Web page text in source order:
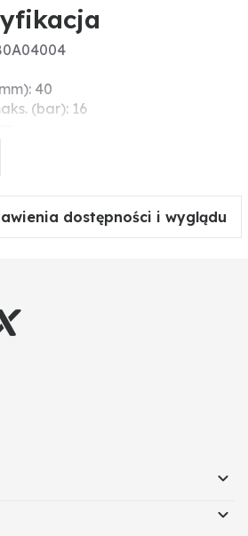
40
(bar): 16
1x gwint wewnętrzny
dostępności i wyglądu